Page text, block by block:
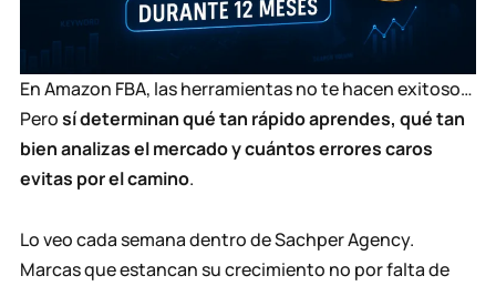
En Amazon FBA, las herramientas no te hacen exitoso…
Perosí determinan qué tan rápido aprendes, qué tan
bien analizas el mercado y cuántos errores caros
evitas por el camino.
Lo veo cada semana dentro de Sachper Agency.
Marcas que estancan su crecimiento no por falta de